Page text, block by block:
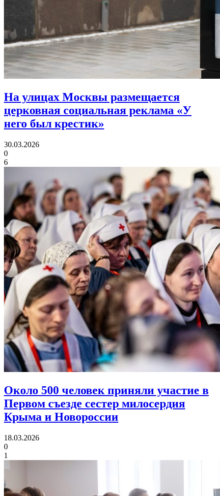
На улицах Москвы размещается
церковная социальная реклама «У
него был крестик»
30.03.2026
0
6
Около 500 человек приняли участие в
Первом съезде сестер милосердия
Крыма и Новороссии
18.03.2026
0
1